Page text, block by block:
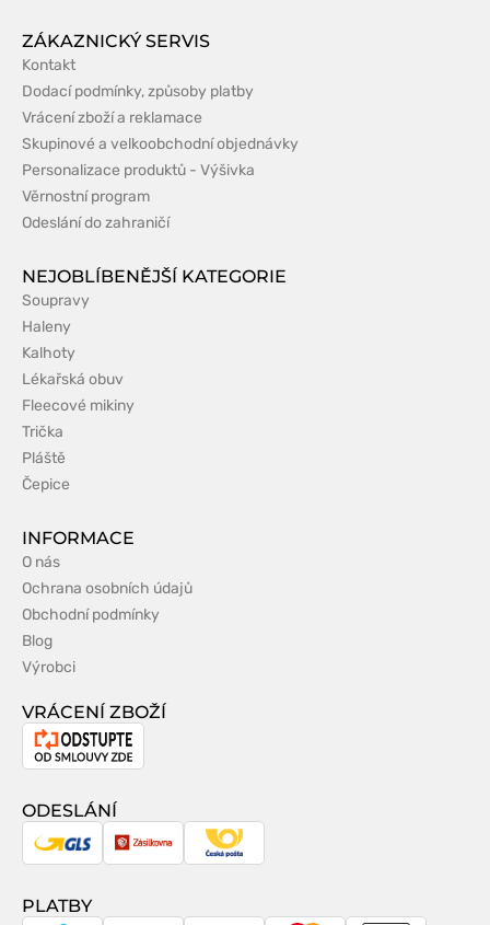
ZÁKAZNICKÝ SERVIS
Kontakt
Dodací podmínky, způsoby platby
Vrácení zboží a reklamace
Skupinové a velkoobchodní objednávky
Personalizace produktů - Výšivka
Věrnostní program
Odeslání do zahraničí
NEJOBLÍBENĚJŠÍ KATEGORIE
Soupravy
Haleny
Kalhoty
Lékařská obuv
Fleecové mikiny
Trička
Pláště
Čepice
INFORMACE
O nás
Ochrana osobních údajů
Obchodní podmínky
Blog
Výrobci
VRÁCENÍ ZBOŽÍ
Odstoupení
smlouvy
ODESLÁNÍ
GLS ZásilkovnaČeská
PLATBY